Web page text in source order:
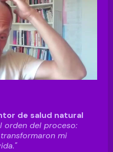
de salud natural
orden del proceso:
mi